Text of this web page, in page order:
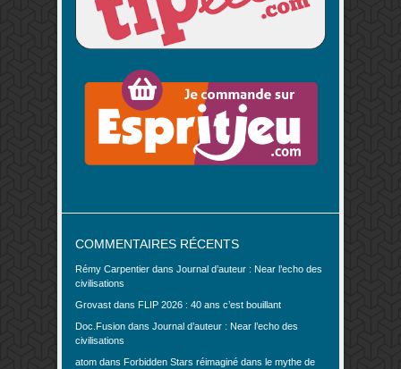
COMMENTAIRES RÉCENTS
Rémy Carpentier dans Journal d’auteur : Near l’echo des
civilisations
Grovast dans FLIP 2026 : 40 ans c’est bouillant
Doc.Fusion dans Journal d’auteur : Near l’echo des
civilisations
atom dans Forbidden Stars réimaginé dans le mythe de